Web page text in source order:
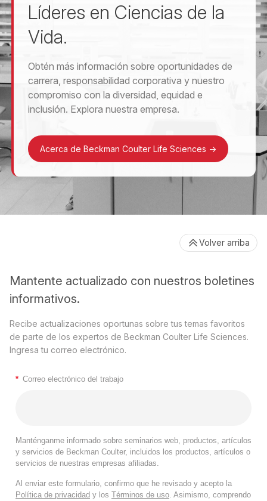
Líderes en Ciencias de la
Vida.
Obtén más información sobre oportunidades de
carrera, responsabilidad corporativa y nuestro
compromiso con la diversidad, equidad e
inclusión. Explora nuestra empresa.
Acerca de Beckman Coulter Life Sciences ->
Mantente actualizado con nuestros boletines
informativos.
Recibe actualizaciones oportunas sobre tus temas favoritos
de parte de los expertos de Beckman Coulter Life Sciences.
Ingresa tu correo electrónico.
* Correo electrónico del trabajo
Manténganme informado sobre seminarios web, productos, artículos
y servicios de Beckman Coulter, incluidos los productos, artículos o
servicios de nuestras empresas afiliadas.
Al enviar este formulario, confirmo que he revisado y acepto la
Política de privacidad y los Términos de uso. Asimismo, comprendo
Volver arriba